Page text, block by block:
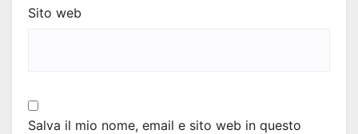
Sito web
Salva il mio nome, email e sito web in questo